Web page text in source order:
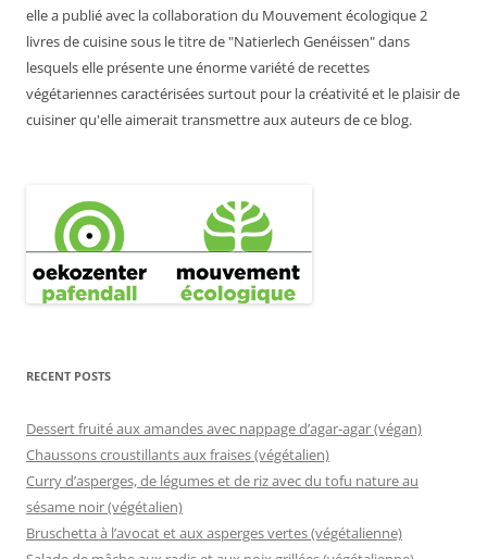
elle a publié avec la collaboration du Mouvement écologique 2
livres de cuisine sous le titre de "Natierlech Genéissen" dans
lesquels elle présente une énorme variété de recettes
végétariennes caractérisées surtout pour la créativité et le plaisir de
cuisiner qu'elle aimerait transmettre aux auteurs de ce blog.
RECENT POSTS
Dessert fruité aux amandes avec nappage d’agar-agar (végan)
Chaussons croustillants aux fraises (végétalien)
Curry d’asperges, de légumes et de riz avec du tofu nature au
sésame noir (végétalien)
Bruschetta à l’avocat et aux asperges vertes (végétalienne)